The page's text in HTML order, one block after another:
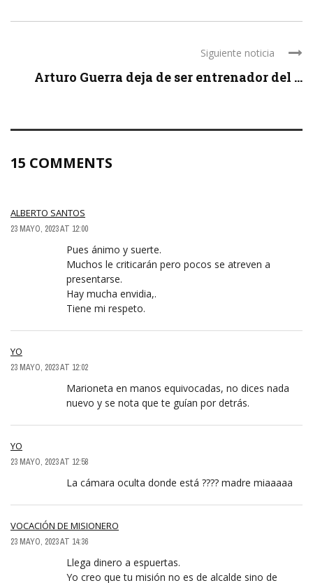
Siguiente noticia
Arturo Guerra deja de ser entrenador del ...
15 COMMENTS
ALBERTO SANTOS
23 MAYO, 2023 AT 12:00
Pues ánimo y suerte.
Muchos le criticarán pero pocos se atreven a
presentarse.
Hay mucha envidia,.
Tiene mi respeto.
YO
23 MAYO, 2023 AT 12:02
Marioneta en manos equivocadas, no dices nada
nuevo y se nota que te guían por detrás.
YO
23 MAYO, 2023 AT 12:58
La cámara oculta donde está ???? madre miaaaaa
VOCACIÓN DE MISIONERO
23 MAYO, 2023 AT 14:36
Llega dinero a espuertas.
Yo creo que tu misión no es de alcalde sino de